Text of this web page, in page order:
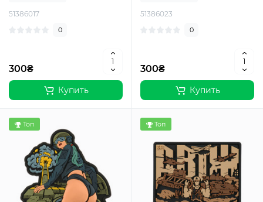
51386017
0
300₴
Купить
51386023
0
300₴
Купить
Топ Топ